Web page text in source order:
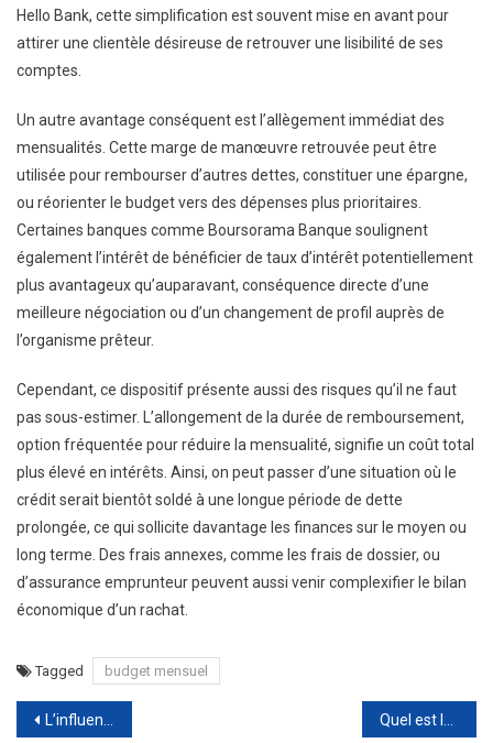
Hello Bank, cette simplification est souvent mise en avant pour
attirer une clientèle désireuse de retrouver une lisibilité de ses
comptes.
Un autre avantage conséquent est l’allègement immédiat des
mensualités. Cette marge de manœuvre retrouvée peut être
utilisée pour rembourser d’autres dettes, constituer une épargne,
ou réorienter le budget vers des dépenses plus prioritaires.
Certaines banques comme Boursorama Banque soulignent
également l’intérêt de bénéficier de taux d’intérêt potentiellement
plus avantageux qu’auparavant, conséquence directe d’une
meilleure négociation ou d’un changement de profil auprès de
l’organisme prêteur.
Cependant, ce dispositif présente aussi des risques qu’il ne faut
pas sous-estimer. L’allongement de la durée de remboursement,
option fréquentée pour réduire la mensualité, signifie un coût total
plus élevé en intérêts. Ainsi, on peut passer d’une situation où le
crédit serait bientôt soldé à une longue période de dette
prolongée, ce qui sollicite davantage les finances sur le moyen ou
long terme. Des frais annexes, comme les frais de dossier, ou
d’assurance emprunteur peuvent aussi venir complexifier le bilan
économique d’un rachat.
Tagged budget mensuel
Navigation
L’influence révolutionnaire de la technologie GPS sur le secteur du transport